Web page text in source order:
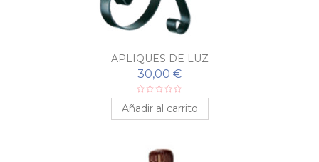
APLIQUES DE LUZ
30,00 €
Añadir al carrito